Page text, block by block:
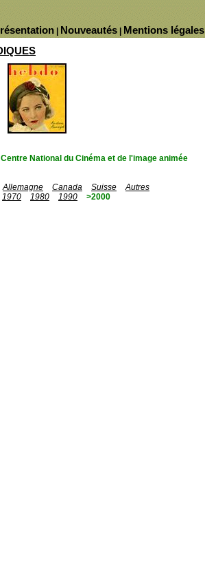
Mentions légales
Nouveautés
Centre National du Cinéma et de l'image animée
Allemagne Canada Suisse
Autres
1970 1980 1990
>2000